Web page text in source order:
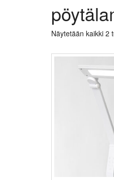
Näytetään kaikki 2